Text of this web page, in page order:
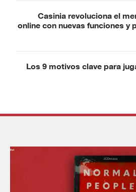
Casinia revoluciona el
online con nuevas funciones y
Los 9 motivos clave para